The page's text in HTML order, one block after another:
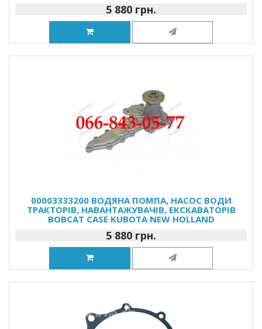
5 880 грн.
00003333200 ВОДЯНА ПОМПА, НАСОС ВОДИ
ТРАКТОРІВ, НАВАНТАЖУВАЧІВ, ЕКСКАВАТОРІВ
BOBCAT CASE KUBOTA NEW HOLLAND
5 880 грн.